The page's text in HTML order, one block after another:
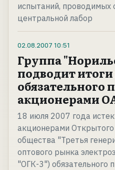
испытаний, проводимых
центральной лабор
02.08.2007 10:51
Группа
подводит
обязательного
акционерами
18 июля 2007 года
акционерами
общества "Третья
оптового рынка
"ОГК-3") обязательного